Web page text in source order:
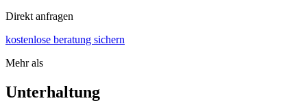
Direkt anfragen
kostenlose beratung sichern
Mehr als
Unterhaltung